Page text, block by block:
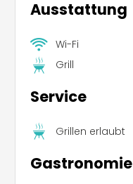
Ausstattung
Wi-Fi
Grill
Service
Grillen erlaubt
Gastronomie